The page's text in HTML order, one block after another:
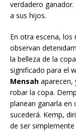
verdadero
a sus hijos.
En otra escena, los
observan
la belleza de la
significado para el
Mensah aparecen,
robar la copa.
planean ganarla en
sucederá. Kemp,
de ser